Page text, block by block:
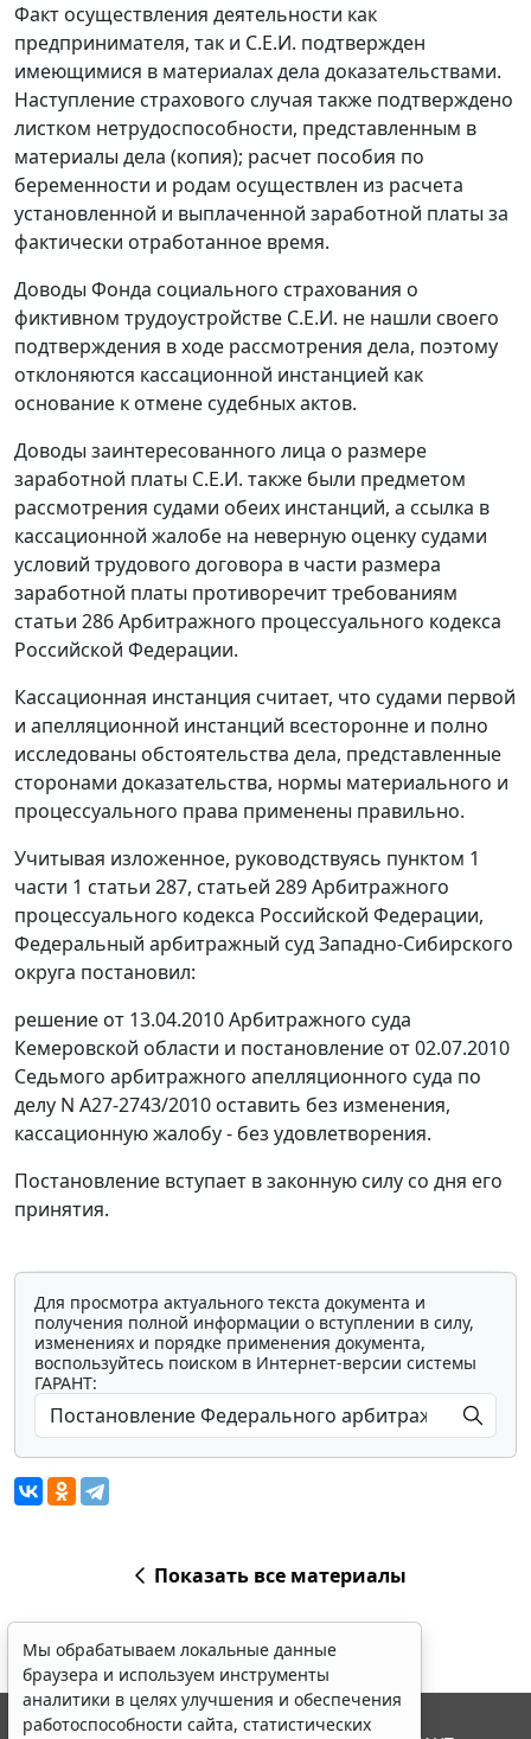
Факт осуществления деятельности как
предпринимателя, так и С.Е.И. подтвержден
имеющимися в материалах дела доказательствами.
Наступление страхового случая также подтверждено
листком нетрудоспособности, представленным в
материалы дела (копия); расчет пособия по
беременности и родам осуществлен из расчета
установленной и выплаченной заработной платы за
фактически отработанное время.
Доводы Фонда социального страхования о
фиктивном трудоустройстве С.Е.И. не нашли своего
подтверждения в ходе рассмотрения дела, поэтому
отклоняются кассационной инстанцией как
основание к отмене судебных актов.
Доводы заинтересованного лица о размере
заработной платы С.Е.И. также были предметом
рассмотрения судами обеих инстанций, а ссылка в
кассационной жалобе на неверную оценку судами
условий трудового договора в части размера
заработной платы противоречит требованиям
статьи 286Арбитражного процессуального кодекса
Российской Федерации.
Кассационная инстанция считает, что судами первой
и апелляционной инстанций всесторонне и полно
исследованы обстоятельства дела, представленные
сторонами доказательства, нормы материального и
процессуального права применены правильно.
Учитывая изложенное, руководствуясь пунктом 1
части 1 статьи 287, статьей 289Арбитражного
процессуального кодекса Российской Федерации,
Федеральный арбитражный суд Западно-Сибирского
округа постановил:
решение от 13.04.2010 Арбитражного суда
Кемеровской области и постановление от 02.07.2010
Седьмого арбитражного апелляционного суда по
делу N А27-2743/2010 оставить без изменения,
кассационную жалобу - без удовлетворения.
Постановление вступает в законную силу со дня его
принятия.
Для просмотра актуального текста документа и
получения полной информации о вступлении в силу,
изменениях и порядке применения документа,
воспользуйтесь поиском в Интернет-версии системы
ГАРАНТ:
Показать все материалы
Мы обрабатываем локальные данные
браузера и используем инструменты
аналитики в целях улучшения и обеспечения
работоспособности сайта, статистических